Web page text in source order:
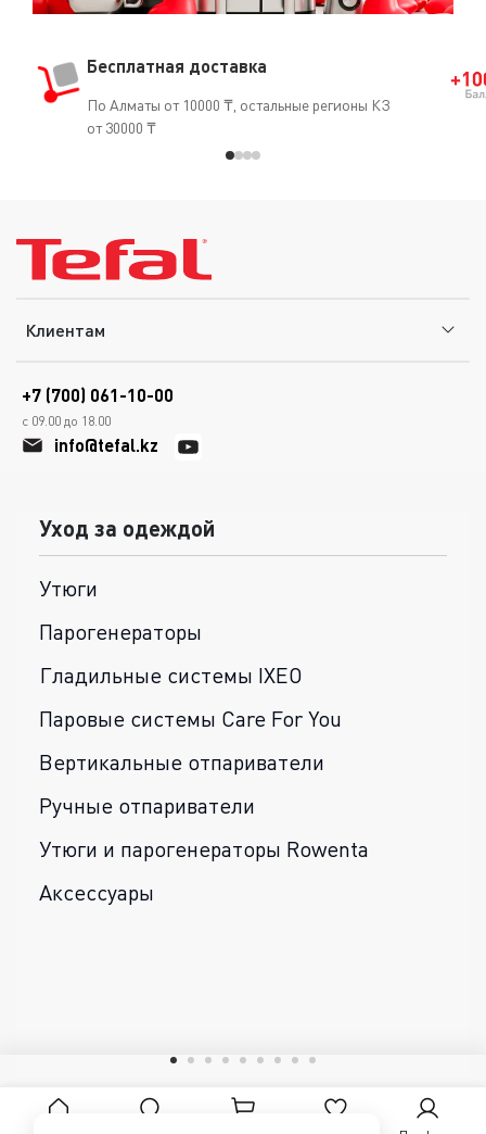
Бесплатная доставка
По Алматы от 10000 ₸, остальные регионы КЗ
от 30000 ₸
Клиентам
+7 (700) 061-10-00
с 09.00 до 18.00
info@tefal.kz
Уход за одеждой
Утюги
Парогенераторы
Гладильные системы IXEO
Паровые системы Care For You
Вертикальные отпариватели
Ручные отпариватели
Утюги и парогенераторы Rowenta
Аксессуары